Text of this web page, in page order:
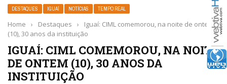
DESTAQUES IGUAÍ NOTÍCIAS TEMPO REAL
Home › Destaques ›
Iguaí: CIML comemorou, na noite de ontem
(10), 30 anos da instituição
IGUAÍ: CIML COMEMOROU, NA NOITE
DE ONTEM (10), 30 ANOS DA
INSTITUIÇÃO